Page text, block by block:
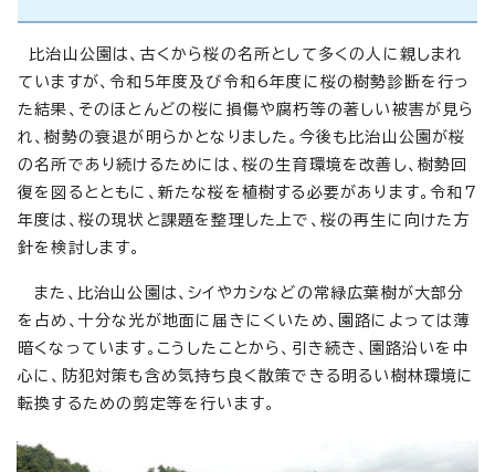
比治山公園は、古くから桜の名所として多くの人に親しまれ
ていますが、令和5年度及び令和6年度に桜の樹勢診断を行っ
た結果、そのほとんどの桜に損傷や腐朽等の著しい被害が見ら
れ、樹勢の衰退が明らかとなりました。今後も比治山公園が桜
の名所であり続けるためには、桜の生育環境を改善し、樹勢回
復を図るとともに、新たな桜を植樹する必要があります。令和7
年度は、桜の現状と課題を整理した上で、桜の再生に向けた方
針を検討します。
また、比治山公園は、シイやカシなどの常緑広葉樹が大部分
を占め、十分な光が地面に届きにくいため、園路によっては薄
暗くなっています。こうしたことから、引き続き、園路沿いを中
心に、防犯対策も含め気持ち良く散策できる明るい樹林環境に
転換するための剪定等を行います。